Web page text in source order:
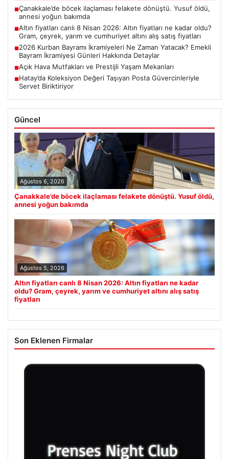
■Çanakkale’de böcek ilaçlaması felakete dönüştü. Yusuf öldü,
annesi yoğun bakımda
■Altın fiyatları canlı 8 Nisan 2026: Altın fiyatları ne kadar oldu?
Gram, çeyrek, yarım ve cumhuriyet altını alış satış fiyatları
■2026 Kurban Bayramı İkramiyeleri Ne Zaman Yatacak? Emekli
Bayram İkramiyesi Günleri Hakkında Detaylar
■Açık Hava Mutfakları ve Prestijli Yaşam Mekanları
■Hatay’da Koleksiyon Değeri Taşıyan Posta Güvercinleriyle
Servet Biriktiriyor
Güncel
Ağustos 6, 2026
Çanakkale’de böcek ilaçlaması felakete dönüştü. Yusuf öldü,
annesi yoğun bakımda
Ağustos 5, 2026
Altın fiyatları canlı 8 Nisan 2026: Altın fiyatları ne kadar
oldu? Gram, çeyrek, yarım ve cumhuriyet altını alış satış
fiyatları
Son Eklenen Firmalar